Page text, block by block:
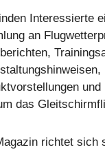
Interessierte
an
das
richtet sich